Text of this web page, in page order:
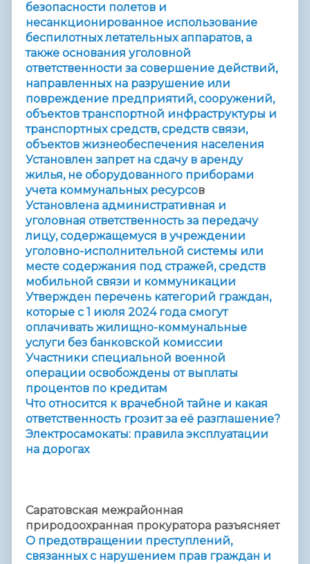
безопасности полетов и
несанкционированное использование
беспилотных летательных аппаратов, а
также основания уголовной
ответственности за совершение действий,
направленных на разрушение или
повреждение предприятий, сооружений,
объектов транспортной инфраструктуры и
транспортных средств, средств связи,
объектов жизнеобеспечения населения
Установлен запрет на сдачу в аренду
жилья, не оборудованного приборами
учета коммунальных ресурсов
Установлена административная и
уголовная ответственность за передачу
лицу, содержащемуся в учреждении
уголовно-исполнительной системы или
месте содержания под стражей, средств
мобильной связи и коммуникации
Утвержден перечень категорий граждан,
которые с 1 июля 2024 года смогут
оплачивать жилищно-коммунальные
услуги без банковской комиссии
Участники специальной военной
операции освобождены от выплаты
процентов по кредитам
Что относится к врачебной тайне и какая
ответственность грозит за её разглашение?
Электросамокаты: правила эксплуатации
на дорогах
Саратовская межрайонная
природоохранная прокуратора разъясняет
О предотвращении преступлений,
связанных с нарушением прав граждан и